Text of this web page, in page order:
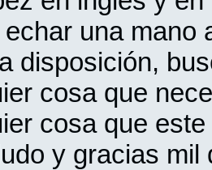
echar una mano
disposición,
cosa que
cosa que
y gracias mil